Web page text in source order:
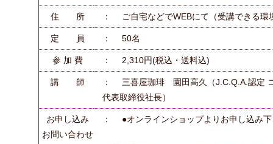
住 所 ： ご自宅などでWEBにて（受講できる環
定 員 ： 50名
参 加 費 ： 2,310円(税込・送料込)
講 師
： 三喜屋珈琲 園田高久（J.C.Q.A.認定
代表取締役社長）
お申し込み
お問い合わせ
： ●オンラインショップよりお申し込み